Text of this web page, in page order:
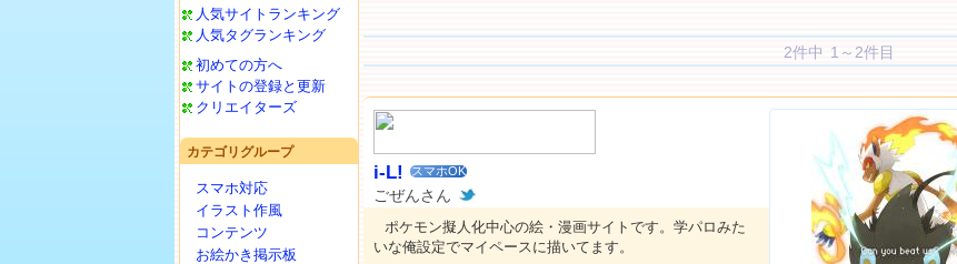
人気サイトランキング
人気タグランキング
初めての方へ
サイトの登録と更新
クリエイターズ
カテゴリグループ
スマホ対応
イラスト作風
コンテンツ
お絵かき掲示板
2件中 1～2件目
i-L! スマホOK
ごぜんさん
ポケモン擬人化中心の絵・漫画サイトです。学パロみた
いな俺設定でマイペースに描いてます。